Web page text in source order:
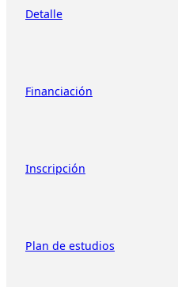
Detalle
Financiación
Inscripción
Plan de estudios